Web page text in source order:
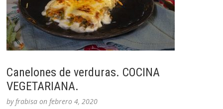
Canelones de verduras. COCINA
VEGETARIANA.
byfrabisa onfebrero 4, 2020